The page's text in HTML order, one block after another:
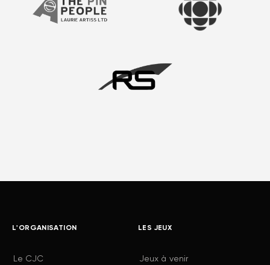
L'ORGANISATION
Le CJC
LES JEUX
Jeux à venir